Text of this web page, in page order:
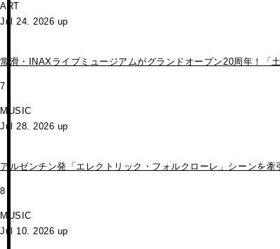
ART
Jul 24. 2026 up
常滑・INAXライブミュージアムがグランドオープン20周年！「
7
MUSIC
Jul 28. 2026 up
アルゼンチン発「エレクトリック・フォルクローレ」シーンを
8
MUSIC
Jul 10. 2026 up